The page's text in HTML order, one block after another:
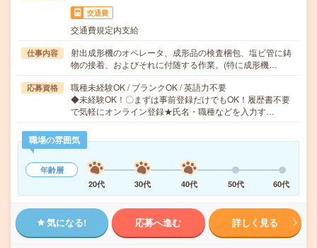
交通費
交通費規定内支給
仕事内容
射出成形機のオペレータ、成形品の検査梱包、塩ビ管に鋳
物の接着、およびそれに付随する作業。(特に成形機…
応募資格
職種未経験OK / ブランクOK / 英語力不要
◆未経験OK！〇まずは事前登録だけでもOK！履歴書不要
で気軽にオンライン登録★氏名・職種などを入力す…
職場の雰囲気
年齢層
20代
30代 40代 50代 60代
気になる! 応募へ進む 詳しく見る